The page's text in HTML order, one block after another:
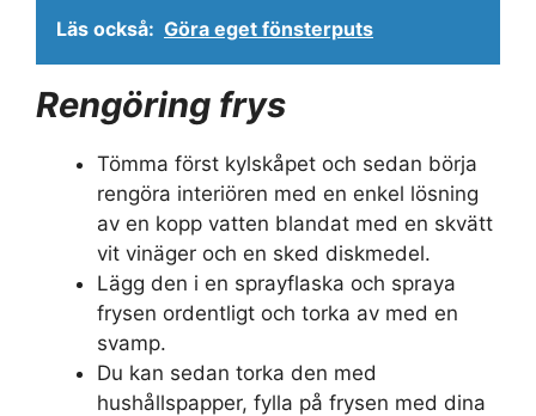
Läs också: Göra eget fönsterputs
Rengöring frys
Tömma först kylskåpet och sedan börja
rengöra interiören med en enkel lösning
av en kopp vatten blandat med en skvätt
vit vinäger och en sked diskmedel.
Lägg den i en sprayflaska och spraya
frysen ordentligt och torka av med en
svamp.
Du kan sedan torka den med
hushållspapper, fylla på frysen med dina